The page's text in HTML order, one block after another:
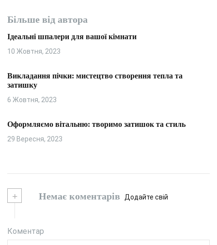
Більше від автора
Ідеальні шпалери для вашої кімнати
10 Жовтня, 2023
Викладання пічки: мистецтво створення тепла та
затишку
6 Жовтня, 2023
Оформляємо вітальню: творимо затишок та стиль
29 Вересня, 2023
+ Немає коментарів Додайте свій
Коментар